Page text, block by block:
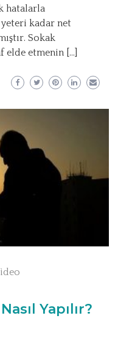
hatalarla
yeteri kadar net
Sokak
elde etmenin […]
Yapılır?